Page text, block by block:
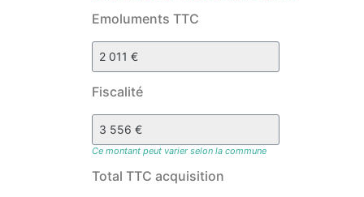
Emoluments TTC
Fiscalité
Ce montant peut varier selon la commune
Total TTC acquisition